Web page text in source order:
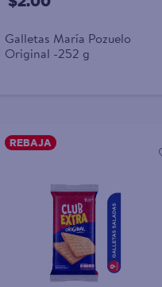
Galletas María Pozuelo
Original -252 g
REBAJA